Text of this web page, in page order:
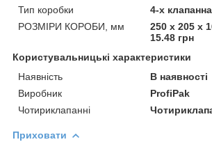
Тип коробки
4-х клапанна
РОЗМІРИ КОРОБИ, мм
250 х 205 х
15.48 грн
Користувальницькі характеристики
Наявність
В наявності
Виробник
ProfiPak
Чотириклапанні
Приховати